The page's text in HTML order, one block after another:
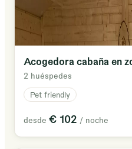
Acogedora cabaña en
2 huéspedes
Pet friendly
desde € 102 / noche